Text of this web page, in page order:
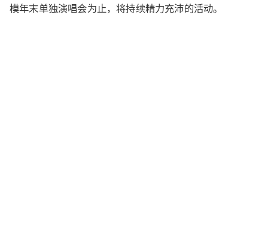
模年末单独演唱会为止，将持续精力充沛的活动。